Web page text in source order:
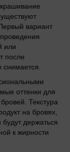
вариант
или
после
снимается.
оттенки для
Текстура
на бровях,
держаться
к жирности